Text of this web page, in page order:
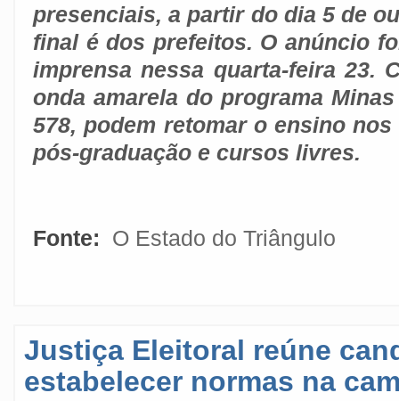
presenciais, a partir do dia 5 de
final é dos prefeitos. O anúncio
imprensa nessa quarta-feira 23.
onda amarela do programa
578, podem retomar o ensino
pós-graduação e cursos livres.
Fonte: O Estado do Triângulo
Justiça Eleitoral reúne
estabelecer normas na